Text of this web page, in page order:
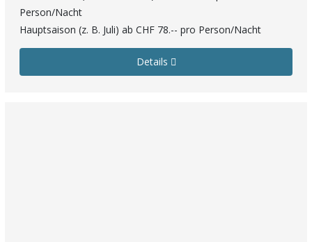
Person/Nacht
Hauptsaison (z. B. Juli) ab CHF 78.-- pro Person/Nacht
Details